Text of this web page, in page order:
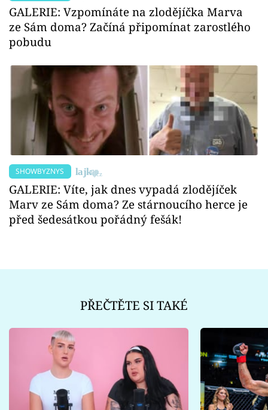
GALERIE: Vzpomínáte na zlodějíčka Marva
ze Sám doma? Začíná připomínat zarostlého
pobudu
SHOWBYZNYS
GALERIE: Víte, jak dnes vypadá zlodějíček
Marv ze Sám doma? Ze stárnoucího herce je
před šedesátkou pořádný fešák!
PŘEČTĚTE SI TAKÉ